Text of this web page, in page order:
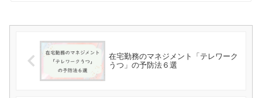
在宅勤務のマネジメント「テレワーク
うつ」の予防法６選